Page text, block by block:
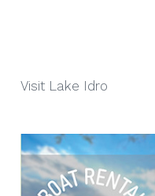
Visit Lake Idro